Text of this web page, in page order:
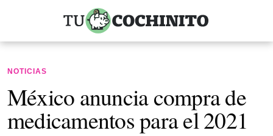
NOTICIAS
México anuncia compra de
medicamentos para el 2021